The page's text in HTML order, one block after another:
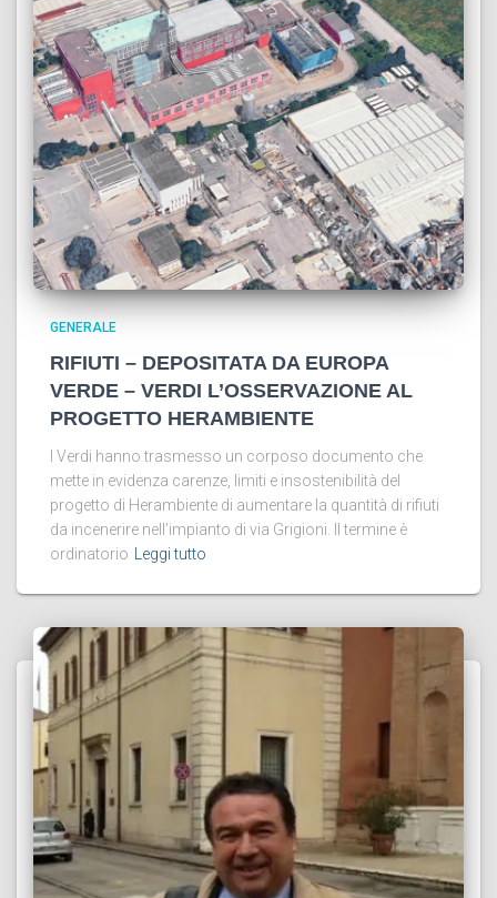
GENERALE
RIFIUTI – DEPOSITATA DA EUROPA
VERDE – VERDI L’OSSERVAZIONE AL
PROGETTO HERAMBIENTE
I Verdi hanno trasmesso un corposo documento che
mette in evidenza carenze, limiti e insostenibilità del
progetto di Herambiente di aumentare la quantità di rifiuti
da incenerire nell’impianto di via Grigioni. Il termine è
ordinatorio
Leggi tutto